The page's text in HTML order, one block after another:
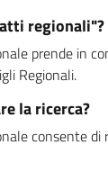
regionali"?
prende in
Regionali.
la ricerca?
consente di